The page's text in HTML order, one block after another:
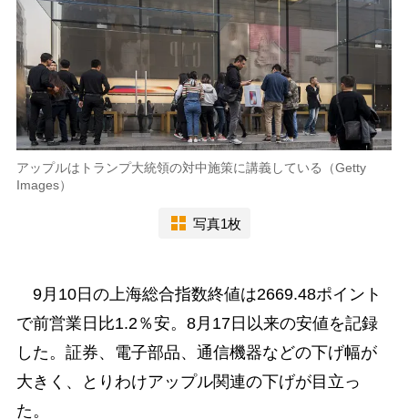
アップルはトランプ大統領の対中施策に講義している（Getty
Images）
写真1枚
9月10日の上海総合指数終値は2669.48ポイント
で前営業日比1.2％安。8月17日以来の安値を記録
した。証券、電子部品、通信機器などの下げ幅が
大きく、とりわけアップル関連の下げが目立っ
た。